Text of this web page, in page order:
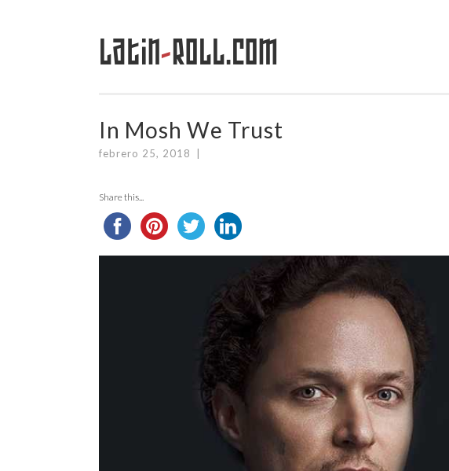
Saltar
Latin-Roll.com
In Mosh We Trust
febrero 25, 2018
Share this...